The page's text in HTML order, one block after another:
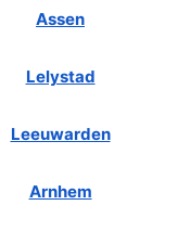
Assen
Lelystad
Leeuwarden
Arnhem